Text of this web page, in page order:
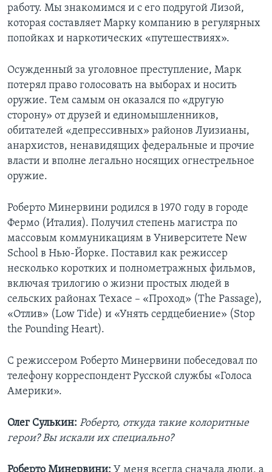
работу. Мы знакомимся и с его подругой Лизой,
которая составляет Марку компанию в регулярных
попойках и наркотических «путешествиях».
Осужденный за уголовное преступление, Марк
потерял право голосовать на выборах и носить
оружие. Тем самым он оказался по «другую
сторону» от друзей и единомышленников,
обитателей «депрессивных» районов Луизианы,
анархистов, ненавидящих федеральные и прочие
власти и вполне легально носящих огнестрельное
оружие.
Роберто Минервини родился в 1970 году в городе
Фермо (Италия). Получил степень магистра по
массовым коммуникациям в Университете New
School в Нью-Йорке. Поставил как режиссер
несколько коротких и полнометражных фильмов,
включая трилогию о жизни простых людей в
сельских районах Техасе – «Проход» (The Passage),
«Отлив» (Low Tide) и «Унять сердцебиение» (Stop
the Pounding Heart).
С режиссером Роберто Минервини побеседовал по
телефону корреспондент Русской службы «Голоса
Америки».
Олег Сулькин: Роберто, откуда такие колоритные
герои? Вы искали их специально?